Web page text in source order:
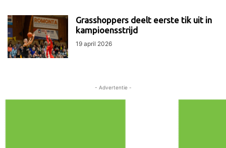
Grasshoppers deelt eerste tik uit in
kampioensstrijd
19 april 2026
- Advertentie -